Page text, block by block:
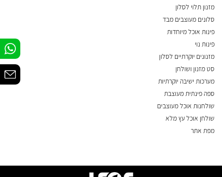
מזנון תלוי לסלון
סלונים מעוצבים מבד
פינות אוכל מיוחדות
פינות נוי
מזנונים יוקרתיים לסלון
סט מזנון ושולחן
מערכות ישיבה יוקרתיות
ספה פינתית מעוצבת
שולחנות אוכל מעוצבים
שולחן אוכל עץ מלא
מפת אתר